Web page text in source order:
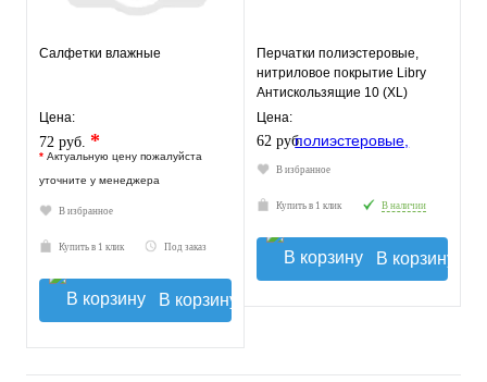
Салфетки влажные
Цена:
72 руб. *
* Актуальную цену пожалуйста
уточните у менеджера
В избранное
Купить в 1 клик Под заказ
В корзину
Перчатки полиэстеровые,
нитриловое покрытие Libry
Антискользящие 10 (XL)
Цена:
62 руб.
В избранное
Купить в 1 клик В наличии
В корзину